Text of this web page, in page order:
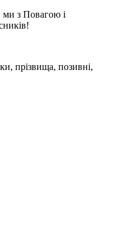
з Повагою і
прізвища, позивні,